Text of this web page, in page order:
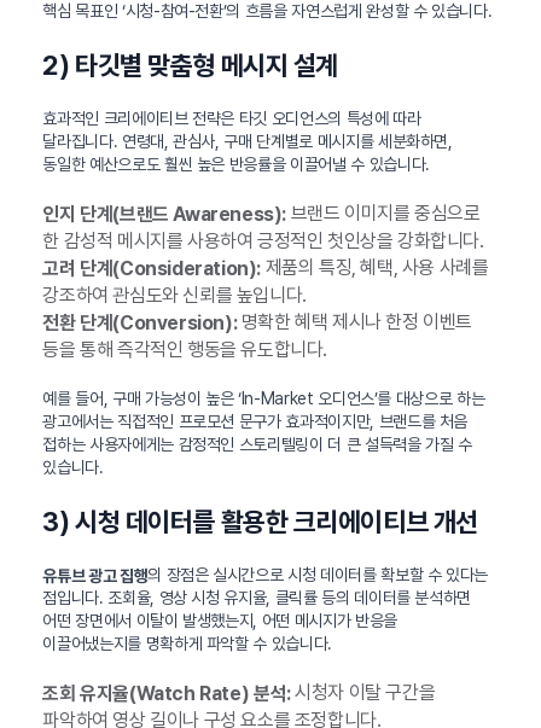
핵심 목표인 ‘시청-참여-전환’의 흐름을 자연스럽게 완성할 수 있습니다.
2) 타깃별 맞춤형 메시지 설계
효과적인 크리에이티브 전략은 타깃 오디언스의 특성에 따라
달라집니다. 연령대, 관심사, 구매 단계별로 메시지를 세분화하면,
동일한 예산으로도 훨씬 높은 반응률을 이끌어낼 수 있습니다.
인지 단계(브랜드 Awareness):브랜드 이미지를 중심으로
한 감성적 메시지를 사용하여 긍정적인 첫인상을 강화합니다.
고려 단계(Consideration):제품의 특징, 혜택, 사용 사례를
강조하여 관심도와 신뢰를 높입니다.
전환 단계(Conversion):명확한 혜택 제시나 한정 이벤트
등을 통해 즉각적인 행동을 유도합니다.
예를 들어, 구매 가능성이 높은 ‘In-Market 오디언스’를 대상으로 하는
광고에서는 직접적인 프로모션 문구가 효과적이지만, 브랜드를 처음
접하는 사용자에게는 감정적인 스토리텔링이 더 큰 설득력을 가질 수
있습니다.
3) 시청 데이터를 활용한 크리에이티브 개선
유튜브 광고 집행의 장점은 실시간으로 시청 데이터를 확보할 수 있다는
점입니다. 조회율, 영상 시청 유지율, 클릭률 등의 데이터를 분석하면
어떤 장면에서 이탈이 발생했는지, 어떤 메시지가 반응을
이끌어냈는지를 명확하게 파악할 수 있습니다.
조회 유지율(Watch Rate) 분석:시청자 이탈 구간을
파악하여 영상 길이나 구성 요소를 조정합니다.